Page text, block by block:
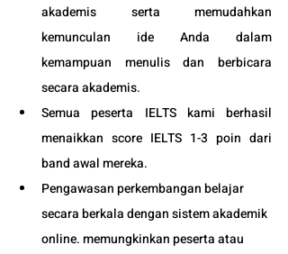
akademis serta memudahkan
kemunculan ide Anda dalam
kemampuan menulis dan berbicara
secara akademis.
Semua peserta IELTS kami berhasil
menaikkan score IELTS 1-3 poin dari
band awal mereka.
Pengawasan perkembangan belajar
secara berkala dengan sistem akademik
online. memungkinkan peserta atau